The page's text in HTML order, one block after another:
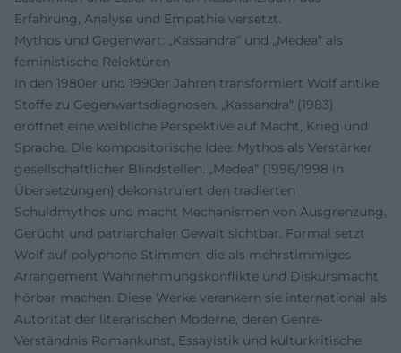
Erfahrung, Analyse und Empathie versetzt.
Mythos und Gegenwart: „Kassandra“ und „Medea“ als
feministische Relektüren
In den 1980er und 1990er Jahren transformiert Wolf antike
Stoffe zu Gegenwartsdiagnosen. „Kassandra“ (1983)
eröffnet eine weibliche Perspektive auf Macht, Krieg und
Sprache. Die kompositorische Idee: Mythos als Verstärker
gesellschaftlicher Blindstellen. „Medea“ (1996/1998 in
Übersetzungen) dekonstruiert den tradier­ten
Schuldmythos und macht Mechanismen von Ausgrenzung,
Gerücht und patriarchaler Gewalt sichtbar. Formal setzt
Wolf auf polyphone Stimmen, die als mehrstimmiges
Arrangement Wahrnehmungskonflikte und Diskursmacht
hörbar machen. Diese Werke verankern sie international als
Autorität der literarischen Moderne, deren Genre-
Verständnis Romankunst, Essayistik und kulturkritische